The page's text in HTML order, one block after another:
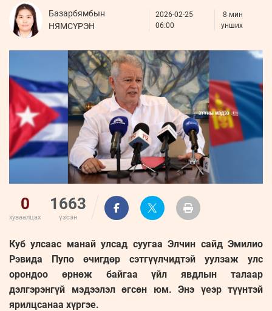
Бүртгүүлэх
Нэвтрэх
Бизнес
МЭДЭЭЛЛИЙН
ТӨВ
ZUUNII
WEEKLY
Базарбямбын
НЯМСҮРЭН
2026-02-25
06:00
8 мин
унших
0
хуваалцах
1663
үзсэн
Куб улсаас манай улсад суугаа Элчин сайд Эмилио
Рэвида Пупо өчигдөр сэтгүүлчидтэй уулзаж улс
орондоо өрнөж байгаа үйл явдлын талаар
дэлгэрэнгүй мэдээлэл өгсөн юм. Энэ үеэр түүнтэй
ярилцсанаа хүргэе.